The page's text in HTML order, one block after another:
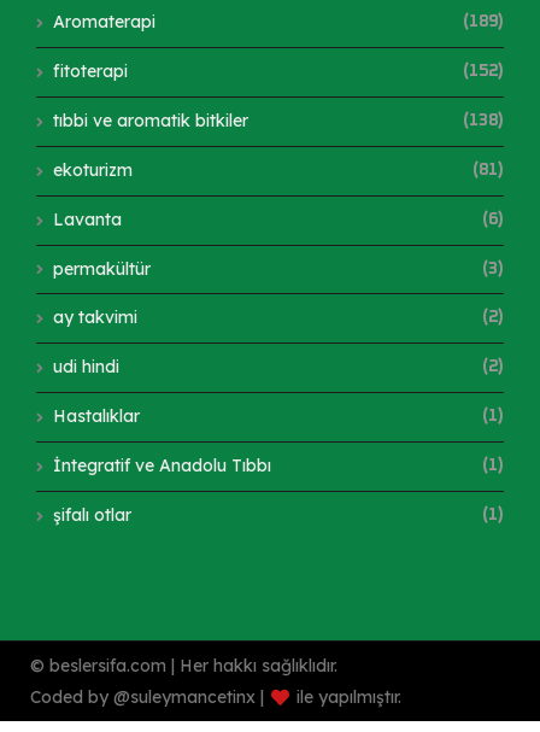
Aromaterapi (189)
fitoterapi (152)
tıbbi ve aromatik bitkiler (138)
ekoturizm (81)
Lavanta (6)
permakültür (3)
ay takvimi (2)
udi hindi (2)
Hastalıklar (1)
İntegratif ve Anadolu Tıbbı (1)
şifalı otlar (1)
© beslersifa.com | Her hakkı sağlıklıdır.
Coded by @suleymancetinx |
ile yapılmıştır.